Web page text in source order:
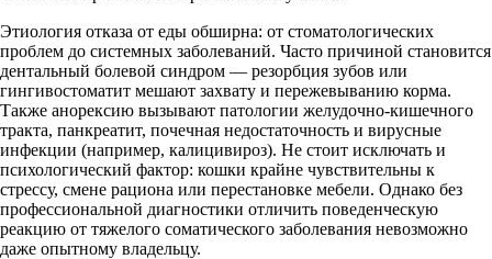
Этиология отказа от еды обширна: от стоматологических
проблем до системных заболеваний. Часто причиной становится
дентальный болевой синдром — резорбция зубов или
гингивостоматит мешают захвату и пережевыванию корма.
Также анорексию вызывают патологии желудочно-кишечного
тракта, панкреатит, почечная недостаточность и вирусные
инфекции (например, калицивироз). Не стоит исключать и
психологический фактор: кошки крайне чувствительны к
стрессу, смене рациона или перестановке мебели. Однако без
профессиональной диагностики отличить поведенческую
реакцию от тяжелого соматического заболевания невозможно
даже опытному владельцу.